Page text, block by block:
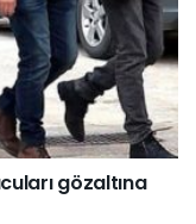
gözaltına